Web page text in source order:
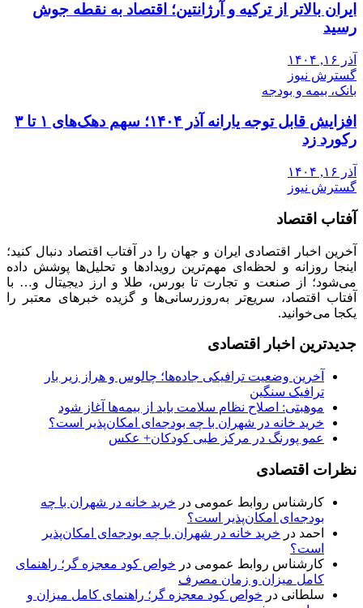
ایران بالاتر از ترکیه و آرژانتین؛ اقتصاد به نقطه جوش
رسید
آذر ۱۶, ۱۴۰۴
گسترش نیوز
بانک، بیمه و بودجه
افزایش قابل توجه یارانه آذر ۱۴۰۴؛ سهم دهک‌های ۱ تا ۳
رکورد زد
آذر ۱۶, ۱۴۰۴
گسترش نیوز
آفتاب اقتصاد
آخرین اخبار اقتصادی ایران و جهان را در آفتاب اقتصاد دنبال کنید؛
اینجا روزانه و لحظه‌ای مهم‌ترین رویدادها و تحلیل‌ها پوشش داده
می‌شود؛ از صنعت و تجارت تا بورس، طلا و ارز دیجیتال و… با
آفتاب اقتصاد، سریع‌تر به‌روزرسانی‌ها و گزیده خبرهای معتبر را
یکجا می‌خوانید.
جدیدترین اخبار اقتصادی
آخرین وضعیت ترافیکی جاده‌ها؛ چالوس و هراز زیر بار
ترافیک سنگین
موهبتی: اصلاح نظام سلامت باید از بیمه‌ها آغاز شود
خرید خانه در شهران با چه بودجه‌ای امکان‌پذیر است؟
عمو پورنگ در مرکز طبی کودکان+ عکس
نظرات اقتصادی
کارشناس روابط عمومی در خرید خانه در شهران با چه
بودجه‌ای امکان‌پذیر است؟
احمد در خرید خانه در شهران با چه بودجه‌ای امکان‌پذیر
است؟
کارشناس روابط عمومی در خواص کود معجزه گر؛ راهنمای
کامل میزان و زمان مصرف
سلطانی در خواص کود معجزه گر؛ راهنمای کامل میزان و